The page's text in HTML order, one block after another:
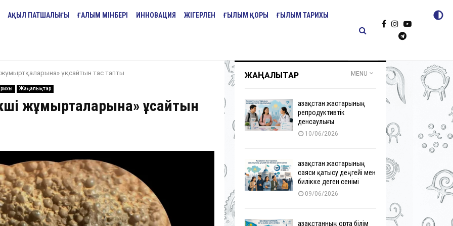
АҚЫЛ ПАТШАЛЫҒЫ ҒАЛЫМ МІНБЕРІ ИННОВАЦИЯ ЖІГЕРЛЕН ҒЫЛЫМ ҚОРЫ ҒЫЛЫМ ТАРИХЫ
ұқсайтын тас тапты
Жаңалықтар
жұмыртқаларына» ұқсайтын
ЖАҢАЛЫҚТАР MENU
Қазақстан жастарының
репродуктивтік
денсаулығы
10/06/2026
Қазақстан жастарының
саяси қатысу деңгейі мен
билікке деген сенімі
09/06/2026
Қазақстанның орта білім